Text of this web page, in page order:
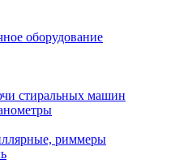
оборудование
стиральных машин
риммеры